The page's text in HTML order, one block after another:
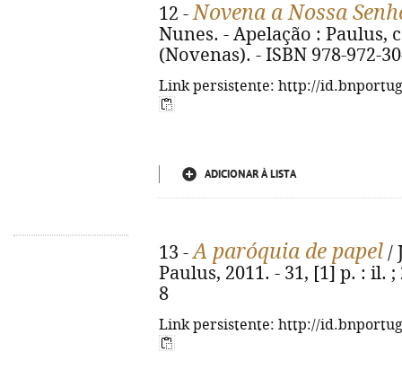
12 -Novena a Nossa
Nunes. - Apelação : Paulus,
(Novenas). - ISBN 978-972-
Link persistente: http://
ADICIONAR À LISTA
13 -A paróquia de papel /
Paulus, 2011. - 31, [1] p. : il. ;
8
Link persistente: http://